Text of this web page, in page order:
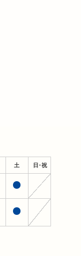
土 日・祝